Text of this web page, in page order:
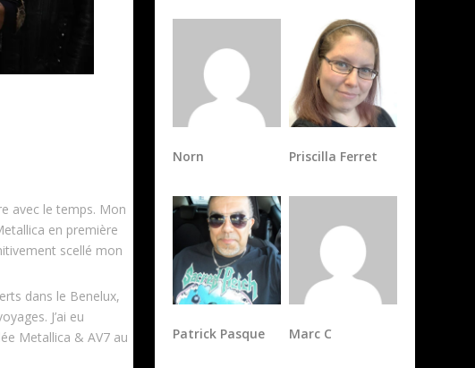
avec le temps. Mon
en première
scellé mon
dans le Benelux,
J’ai eu
Metallica & AV7 au
Norn Priscilla Ferret
Patrick Pasque Marc C